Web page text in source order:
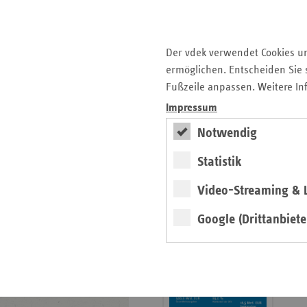
Der vdek verwendet Cookies
ermöglichen. Entscheiden
Fußzeile anpassen. Weitere
Impressum
Notwendig
Statistik
Video-Streaming &
Google
Archiv
Impressum Magazin
Informationen
erschienen
Broschüre